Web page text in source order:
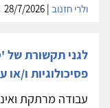
ולרי חזנוב
לגני תקשורת של
פסיכולוגיות ו/או
עבודה מרתקת